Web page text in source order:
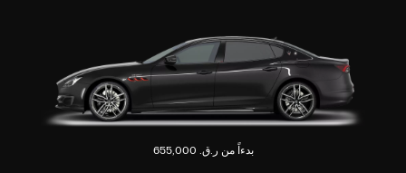
بدءاً من ر.ق. 655,000